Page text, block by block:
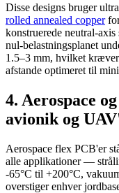
Disse designs bruger
rolled annealed copperfor
konstruerede neutral-
nul-belastningsplanet
1.5–3 mm, hvilket
afstande optimeret til
4. Aerospace
avionik og
Aerospace flex PCB'er
alle applikationer —
-65°C til +200°C,
overstiger enhver